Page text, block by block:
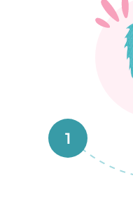
1